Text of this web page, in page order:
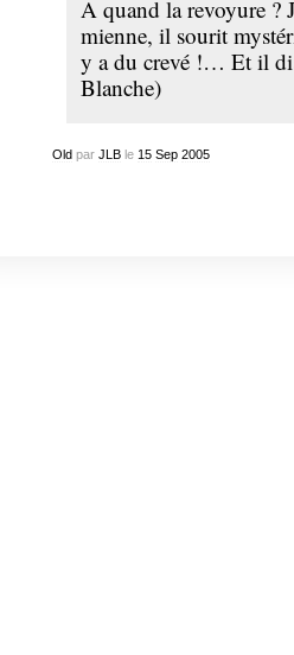
A quand la revoyure ?
mienne, il sourit
y a du crevé !… Et il
Blanche)
Oldpar JLBle 15 Sep 2005